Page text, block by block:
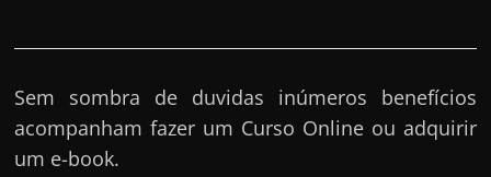
J
á
p
Sem sombra de duvidas inúmeros benefícios
acompanham fazer um Curso Online ou adquirir
um e-book.